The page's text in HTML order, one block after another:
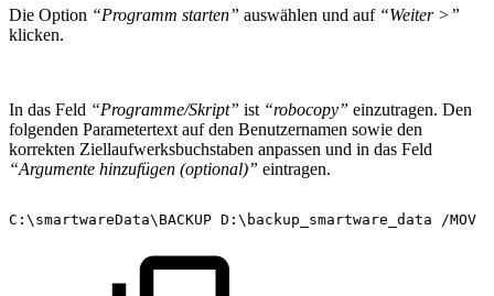
Die Option “Programm starten” auswählen und auf“Weiter >”
klicken.
In das Feld “Programme/Skript” ist “robocopy” einzutragen. Den
folgenden Parametertext auf den Benutzernamen sowie den
korrekten Ziellaufwerksbuchstaben anpassen und in das Feld
“Argumente hinzufügen (optional)” eintragen.
C:\smartwareData\BACKUP D:\backup_smartware_data /MOV